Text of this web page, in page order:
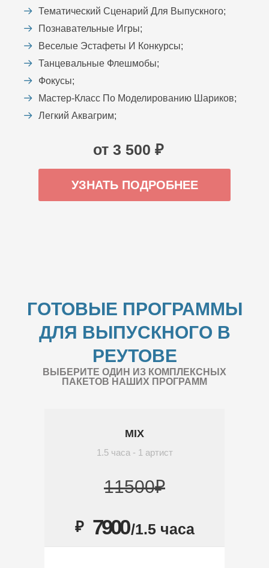
Тематический Сценарий Для Выпускного;
Познавательные Игры;
Веселые Эстафеты И Конкурсы;
Танцевальные Флешмобы;
Фокусы;
Мастер-Класс По Моделированию Шариков;
Легкий Аквагрим;
от 3 500 ₽
УЗНАТЬ ПОДРОБНЕЕ
ГОТОВЫЕ ПРОГРАММЫ
ДЛЯ ВЫПУСКНОГО В
РЕУТОВЕ
ВЫБЕРИТЕ ОДИН ИЗ КОМПЛЕКСНЫХ
ПАКЕТОВ НАШИХ ПРОГРАММ
MIX
1.5 часа - 1 артист
11500₽
₽ 7900/1.5 часа